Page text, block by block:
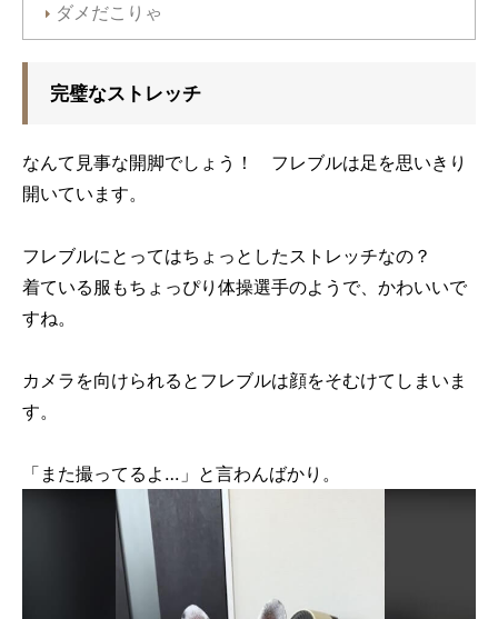
ダメだこりゃ
完璧なストレッチ
なんて見事な開脚でしょう！ フレブルは足を思いきり
開いています。
フレブルにとってはちょっとしたストレッチなの？
着ている服もちょっぴり体操選手のようで、かわいいで
すね。
カメラを向けられるとフレブルは顔をそむけてしまいま
す。
「また撮ってるよ…」と言わんばかり。